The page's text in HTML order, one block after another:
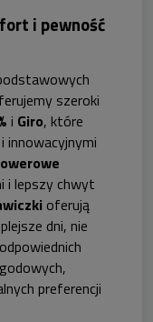
i pewność
szeroki
i Giro, które
innowacyjnymi
i lepszy chwyt
oferują
dni, nie
preferencji